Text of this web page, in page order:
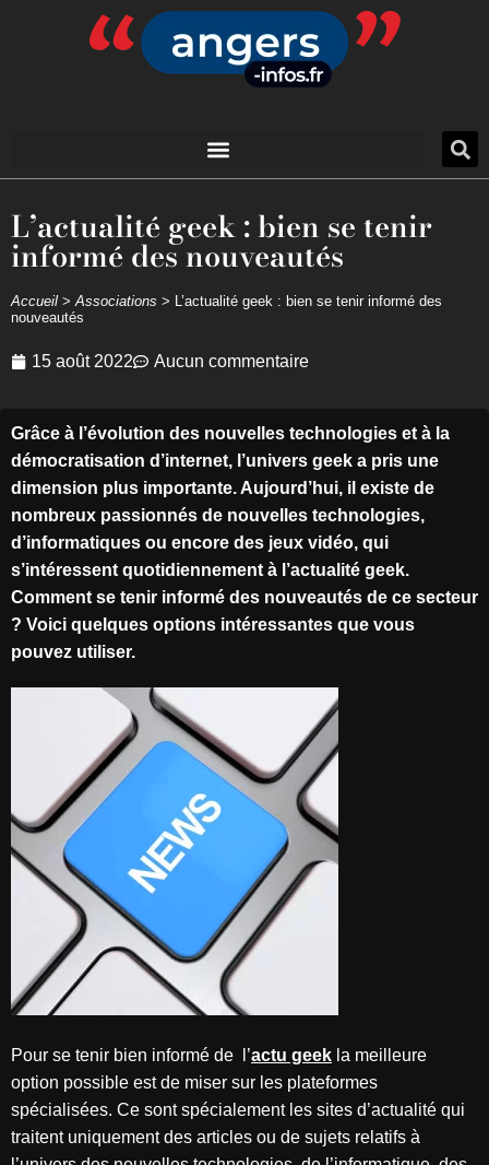
L’actualité geek : bien se tenir
informé des nouveautés
Accueil >Associations > L’actualité geek : bien se tenir informé des
nouveautés
15 août 2022 Aucun commentaire
Grâce à l’évolution des nouvelles technologies et à la
démocratisation d’internet, l’univers geek a pris une
dimension plus importante. Aujourd’hui, il existe de
nombreux passionnés de nouvelles technologies,
d’informatiques ou encore des jeux vidéo, qui
s’intéressent quotidiennement à l’actualité geek.
Comment se tenir informé des nouveautés de ce secteur
? Voici quelques options intéressantes que vous
pouvez utiliser.
Pour se tenir bien informé de l’actu geek la meilleure
option possible est de miser sur les plateformes
spécialisées. Ce sont spécialement les sites d’actualité qui
traitent uniquement des articles ou de sujets relatifs à